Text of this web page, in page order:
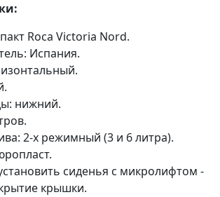
Roca Victoria Nord.
Испания.
нижний.
2-х режимный (3 и 6 литра).
сиденья с микролифтом -
крышки.